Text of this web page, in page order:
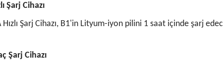
Şarj Cihazı
Şarj Cihazı, B1'in Lityum-iyon pilini 1 saat içinde şarj
Şarj Cihazı